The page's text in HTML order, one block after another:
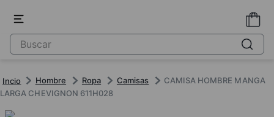
Hombre Ropa Camisas
CAMISA HOMBRE MANGA
LARGA CHEVIGNON 611H028